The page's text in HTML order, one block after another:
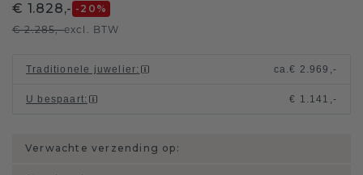
€ 1.828,- -20 %
€ 2.285,-excl. BTW
Traditionele juwelier: ca.€ 2.969,-
U bespaart: € 1.141,-
Verwachte verzending op: